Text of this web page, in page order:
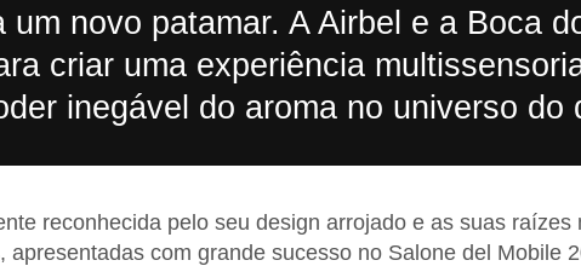
um novo patamar. A Airbel e a Boca
criar uma experiência
inegável do aroma no universo do
reconhecida pelo seu design arrojado e as suas raízes
apresentadas com grande sucesso no Salone del Mobile